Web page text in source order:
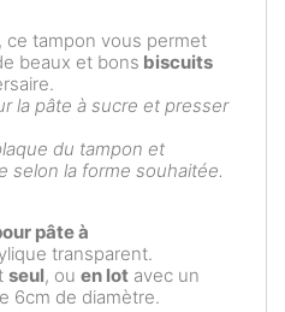
, ce tampon vous permet
beaux et bons biscuits
la pâte à sucre et presser
du tampon et
selon la forme souhaitée.
pâte à
transparent.
seul, ou en lot avec un
6cm de diamètre.